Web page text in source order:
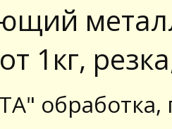
1кг,
обработка,